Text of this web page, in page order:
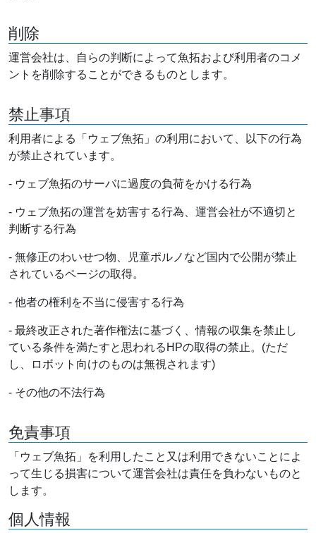
削除
運営会社は、自らの判断によって魚拓および利用者のコメ
ントを削除することができるものとします。
禁止事項
利用者による「ウェブ魚拓」の利用において、以下の行為
が禁止されています。
- ウェブ魚拓のサーバに過度の負荷をかける行為
- ウェブ魚拓の運営を妨害する行為、運営会社が不適切と
判断する行為
- 無修正のわいせつ物、児童ポルノなど国内で公開が禁止
されているページの取得。
- 他者の権利を不当に侵害する行為
- 最終改正された著作権法に基づく、情報の収集を禁止し
ている条件を満たすと思われるHPの取得の禁止。(ただ
し、ロボット向けのものは無視されます)
- その他の不法行為
免責事項
「ウェブ魚拓」を利用したこと又は利用できないことによ
って生じる損害について運営会社は責任を負わないものと
します。
個人情報